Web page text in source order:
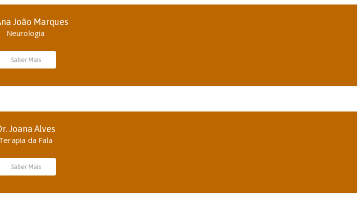
João Marques
Neurologia
Saber Mais
Joana Alves
da Fala
Saber Mais